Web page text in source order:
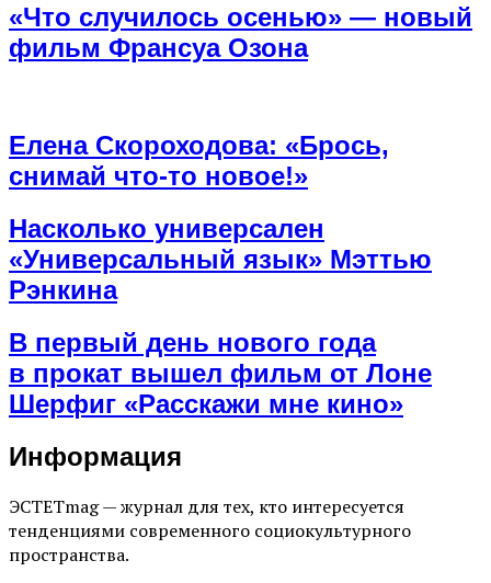
«Что случилось осенью» — новый
фильм Франсуа Озона
Елена Скороходова: «Брось,
снимай что-то новое!»
Насколько универсален
«Универсальный язык» Мэттью
Рэнкина
В первый день нового года
в прокат вышел фильм от Лоне
Шерфиг «Расскажи мне кино»
Информация
ЭСТЕТmag — журнал для тех, кто интересуется
тенденциями современного социокультурного
пространства.